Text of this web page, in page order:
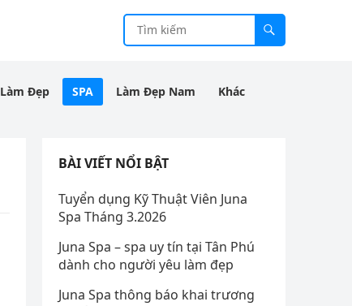
Làm Đẹp SPA Làm Đẹp Nam Khác
BÀI VIẾT NỔI BẬT
Tuyển dụng Kỹ Thuật Viên Juna
Spa Tháng 3.2026
Juna Spa – spa uy tín tại Tân Phú
dành cho người yêu làm đẹp
Juna Spa thông báo khai trương